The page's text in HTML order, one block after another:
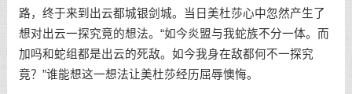
路，终于来到出云都城银剑城。当日美杜莎心中忽然产生了
想对出云一探究竟的想法。“如今炎盟与我蛇族不分一体。而
加吗和蛇组都是出云的死敌。如今我身在敌都何不一探究
竟？”谁能想这一想法让美杜莎经历屈辱懊悔。